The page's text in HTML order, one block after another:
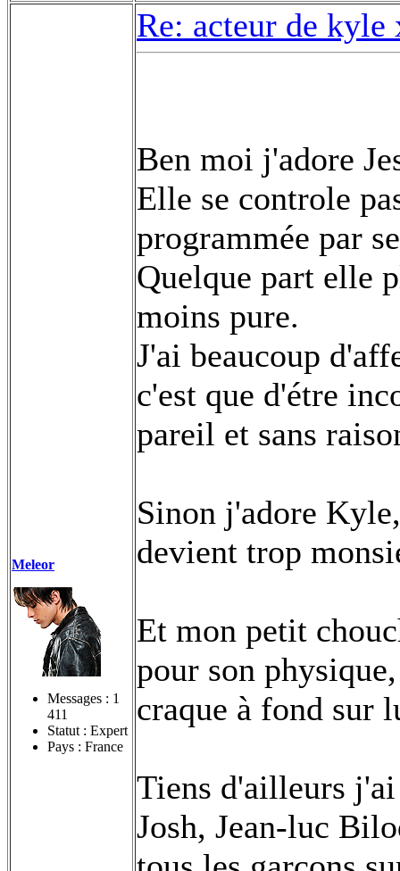
Meleor
Messages : 1
411
Statut : Expert
Pays : France
Re: acteur de
Ben moi j'adore
Elle se controle
programmée par
Quelque part elle
moins pure.
J'ai beaucoup
c'est que d'étre
pareil et sans
Sinon j'adore
devient trop
Et mon petit
pour son
craque à fond sur
Tiens d'ailleurs
Josh, Jean-luc